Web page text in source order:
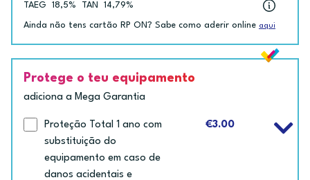
TAEG 18,5% TAN 14,79%
Ainda não tens cartão RP ON? Sabe como aderir online aqui
Protege o teu equipamento
adiciona a Mega Garantia
Proteção Total 1 ano com
substituição do
equipamento em caso de
danos acidentais e
€3.00